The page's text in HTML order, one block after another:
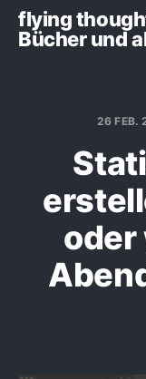
flying
Bücher und
26 FEB.
oder